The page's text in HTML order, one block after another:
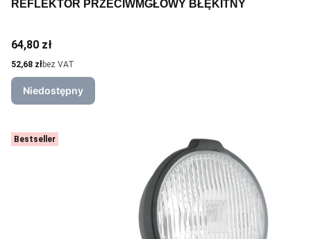
REFLEKTOR PRZECIWMGŁOWY BŁĘKITNY
Cena
64,80 zł
Cena
52,68 złbez VAT
Niedostępny
Bestseller